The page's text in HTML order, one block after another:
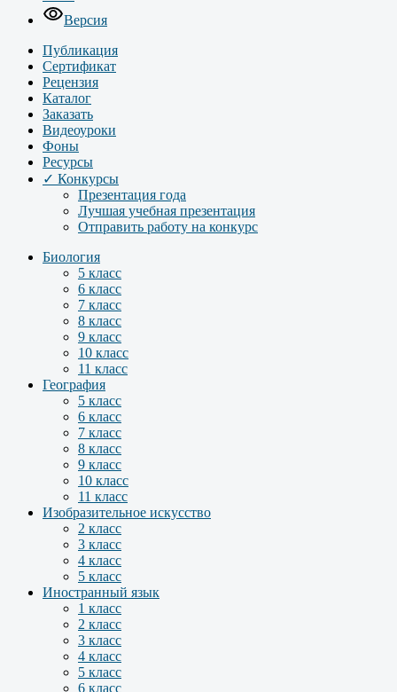
Версия
Публикация
Сертификат
Рецензия
Каталог
Заказать
Видеоуроки
Фоны
Ресурсы
✓ Конкурсы
Презентация года
Лучшая учебная презентация
Отправить работу на конкурс
Биология
5 класс
6 класс
7 класс
8 класс
9 класс
10 класс
11 класс
География
5 класс
6 класс
7 класс
8 класс
9 класс
10 класс
11 класс
Изобразительное искусство
2 класс
3 класс
4 класс
5 класс
Иностранный язык
1 класс
2 класс
3 класс
4 класс
5 класс
6 класс